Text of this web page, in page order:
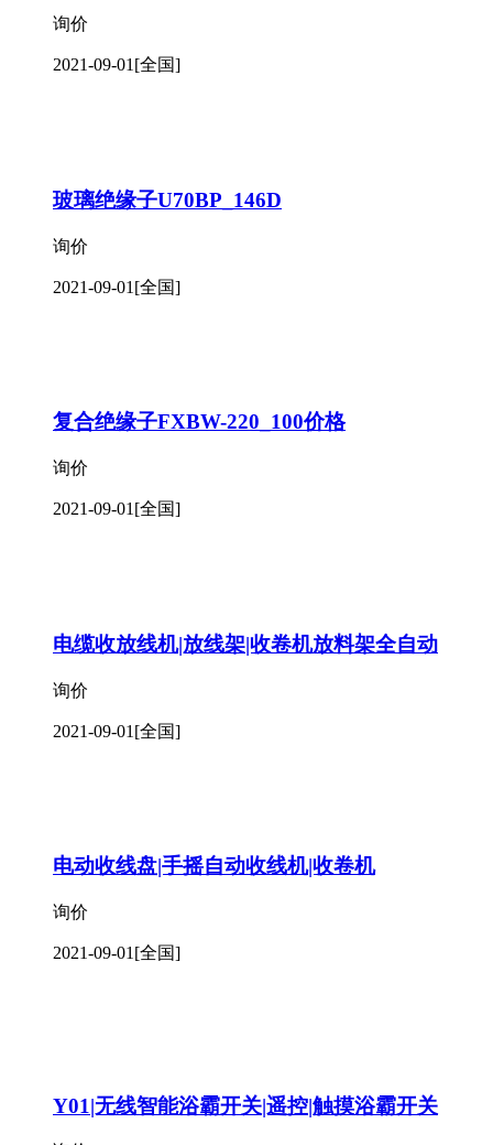
询价
2021-09-01 [全国]
玻璃绝缘子U70BP_146D
询价
2021-09-01 [全国]
复合绝缘子FXBW-220_100价格
询价
2021-09-01 [全国]
电缆收放线机|放线架|收卷机放料架全自动
询价
2021-09-01 [全国]
电动收线盘|手摇自动收线机|收卷机
询价
2021-09-01 [全国]
Y01|无线智能浴霸开关|遥控|触摸浴霸开关